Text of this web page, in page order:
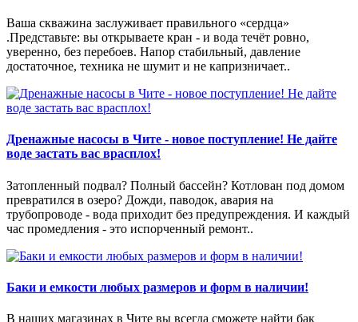
Ваша скважина заслуживает правильного «сердца»
.Представьте: вы открываете кран - и вода течёт ровно,
уверенно, без перебоев. Напор стабильный, давление
достаточное, техника не шумит и не капризничает..
Дренажные насосы в Чите - новое поступление! Не дайте
воде застать вас врасплох!
Затопленный подвал? Полный бассейн? Котлован под домом
превратился в озеро? Дожди, паводок, авария на
трубопроводе - вода приходит без предупреждения. И каждый
час промедления - это испорченный ремонт..
Баки и емкости любых размеров и форм в наличии!
В наших магазинах в Чите вы всегда сможете найти бак